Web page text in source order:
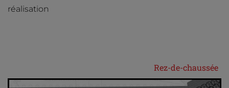
réalisation
Rez-de-chaussée